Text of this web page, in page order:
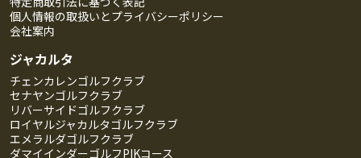
個人情報の取扱いとプライバシーポリシー
会社案内
ジャカルタ
チェンカレンゴルフクラブ
セナヤンゴルフクラブ
リバーサイドゴルフクラブ
ロイヤルジャカルタゴルフクラブ
エメラルダゴルフクラブ
ダマイインダーゴルフPIKコース